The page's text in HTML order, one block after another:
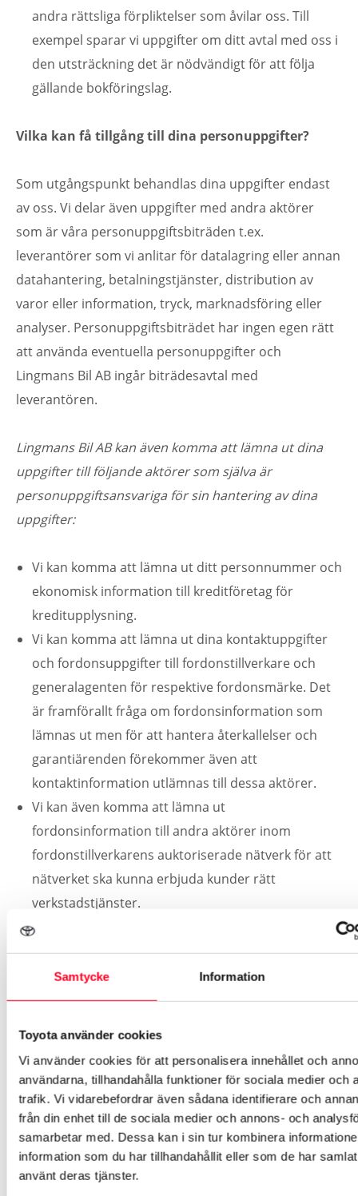
Samtycke Information
Toyota använder cookies
Vi använder cookies för att personalisera innehållet och
användarna, tillhandahålla funktioner för sociala medier och
trafik. Vi vidarebefordrar även sådana identifierare och
från din enhet till de sociala medier och annons- och
samarbetar med. Dessa kan i sin tur kombinera
information som du har tillhandahållit eller som de har
använt deras tjänster.
andra rättsliga förpliktelser som åvilar oss. Till
exempel sparar vi uppgifter om ditt avtal med oss i
den utsträckning det är nödvändigt för att följa
gällande bokföringslag.
Vilka kan få tillgång till dina personuppgifter?
Som utgångspunkt behandlas dina uppgifter endast
av oss. Vi delar även uppgifter med andra aktörer
som är våra personuppgiftsbiträden t.ex.
leverantörer som vi anlitar för datalagring eller annan
datahantering, betalningstjänster, distribution av
varor eller information, tryck, marknadsföring eller
analyser. Personuppgiftsbiträdet har ingen egen rätt
att använda eventuella personuppgifter och
Lingmans Bil AB ingår biträdesavtal med
leverantören.
Lingmans Bil AB kan även komma att lämna ut dina
uppgifter till följande aktörer som själva är
personuppgiftsansvariga för sin hantering av dina
uppgifter:
Vi kan komma att lämna ut ditt personnummer och
ekonomisk information till kreditföretag för
kreditupplysning.
Vi kan komma att lämna ut dina kontaktuppgifter
och fordonsuppgifter till fordonstillverkare och
generalagenten för respektive fordonsmärke. Det
är framförallt fråga om fordonsinformation som
lämnas ut men för att hantera återkallelser och
garantiärenden förekommer även att
kontaktinformation utlämnas till dessa aktörer.
Vi kan även komma att lämna ut
fordonsinformation till andra aktörer inom
fordonstillverkarens auktoriserade nätverk för att
nätverket ska kunna erbjuda kunder rätt
verkstadstjänster.
Vi kan även komma att lämna ut dina
personuppgifter till försäkringsbolag när du köper
ett fordon av oss eller lämnar in ett fordon för
service eller reparation t.ex. vid skadereparationer.
myndigheter för att det är nödvändigt eller för att
de har rätt till information t.ex. för registrering av
fordon i vägtrafikregistret.
Vi vill även upplysa om att det kan vara våra
samarbetspartners som är personuppgiftsansvariga